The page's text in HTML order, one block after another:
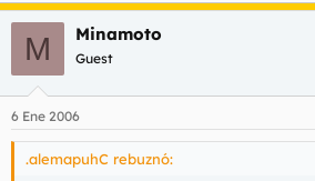
M Minamoto
Guest
6 Ene 2006
.alemapuhC rebuznó: